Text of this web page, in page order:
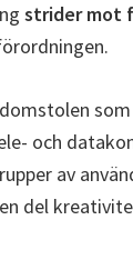
strider mot
och
av
del